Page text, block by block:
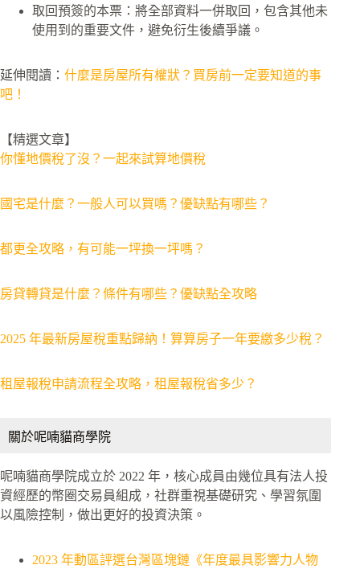
取回預簽的本票：將全部資料一併取回，包含其他未
使用到的重要文件，避免衍生後續爭議。
延伸閱讀： 什麼是房屋所有權狀？買房前一定要知道的事
吧！
【精選文章】
你懂地價稅了沒？一起來試算地價稅
國宅是什麼？一般人可以買嗎？優缺點有哪些？
都更全攻略，有可能一坪換一坪嗎？
房貸轉貸是什麼？條件有哪些？優缺點全攻略
2025 年最新房屋稅重點歸納！算算房子一年要繳多少稅？
租屋報稅申請流程全攻略，租屋報稅省多少？
關於呢喃貓商學院
呢喃貓商學院成立於 2022 年，核心成員由幾位具有法人投
資經歷的幣圈交易員組成，社群重視基礎研究、學習氛圍
以風險控制，做出更好的投資決策。
2023 年動區評選台灣區塊鏈《年度最具影響力人物